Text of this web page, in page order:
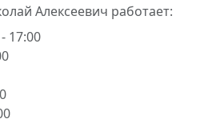
Алексеевич работает:
17:00